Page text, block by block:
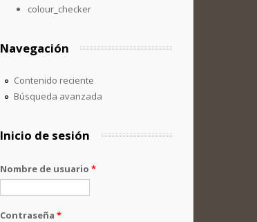
colour_checker
Navegación
Contenido reciente
Búsqueda avanzada
Inicio de sesión
Nombre de usuario *
Contraseña *